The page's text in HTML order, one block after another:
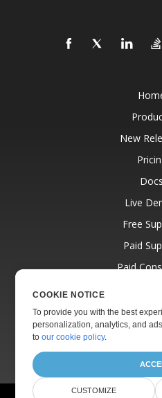
New
Docs
Live
Free
Paid
Paid
COOKIE NOTICE
To provide you with the best
personalization, analytics, and
toour cookie policy.
CUSTOMIZE